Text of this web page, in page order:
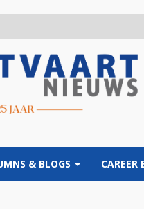
& BLOGS CAREER